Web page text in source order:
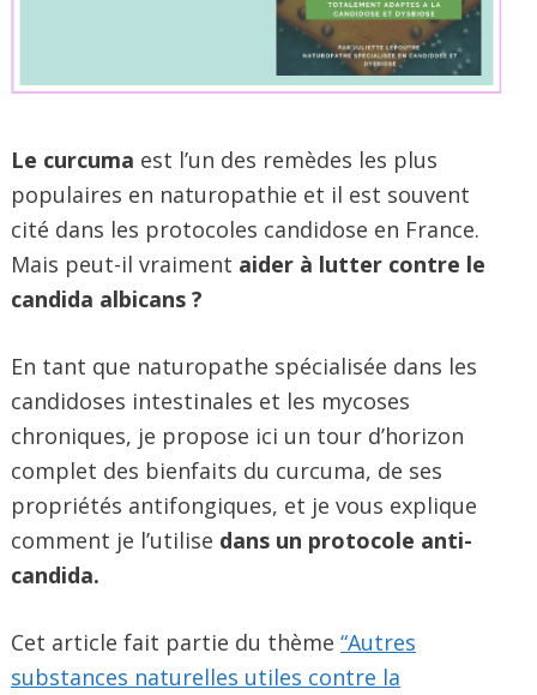
Le curcuma est l’un des remèdes les plus
populaires en naturopathie et il est souvent
cité dans les protocoles candidose en France.
Mais peut-il vraiment aider à lutter contre le
candida albicans ?
En tant que naturopathe spécialisée dans les
candidoses intestinales et les mycoses
chroniques, je propose ici un tour d’horizon
complet des bienfaits du curcuma, de ses
propriétés antifongiques, et je vous explique
comment je l’utilise dans un protocole anti-
candida.
Cet article fait partie du thème “Autres
substances naturelles utiles contre la